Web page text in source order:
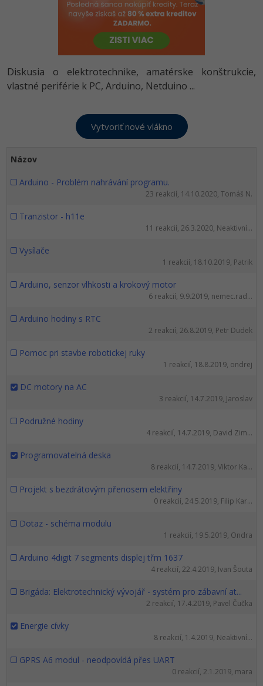
Python -80%
JavaScript -80%
PHP -80%
-80%
Swift -80%
Céčko
Algoritmy -41%
Umelá inteligencia
Pre deti
WordPress
UX
Copywriting -30%
Google Dokumenty
Time management
Kybernetická bezpečnost
Elektronický podpis
Photoshop -80%
Adobe Illustrator -80%
Adobe Lightroom -30%
Adobe InDesign -25%
Blender -80%
Inkscape
Fórum
Diskusia o elektrotechnike, amatérske konštrukcie,
vlastné periférie k PC, Arduino, Netduino ...
Názov
Arduino - Problém nahrávání programu.
23 reakcií, 14.10.2020, Tomáš N.
Tranzistor - h11e
11 reakcií, 26.3.2020, Neaktivní...
Vysílače
1 reakcií, 18.10.2019, Patrik
Arduino, senzor vlhkosti a krokový motor
6 reakcií, 9.9.2019, nemec.rad...
Arduino hodiny s RTC
2 reakcií, 26.8.2019, Petr Dudek
Pomoc pri stavbe robotickej ruky
1 reakcií, 18.8.2019, ondrej
DC motory na AC
3 reakcií, 14.7.2019, Jaroslav
Podružné hodiny
4 reakcií, 14.7.2019, David Zim...
Programovatelná deska
8 reakcií, 14.7.2019, Viktor Ka...
Projekt s bezdrátovým přenosem elektřiny
0 reakcií, 24.5.2019, Filip Kar...
Dotaz - schéma modulu
1 reakcií, 19.5.2019, Ondra
Arduino 4digit 7 segments displej třm 1637
4 reakcií, 22.4.2019, Ivan Šouta
Brigáda: Elektrotechnický vývojář - systém pro zábavní at...
2 reakcií, 17.4.2019, Pavel Čučka
Energie cívky
8 reakcií, 1.4.2019, Neaktivní...
GPRS A6 modul - neodpovídá přes UART
0 reakcií, 2.1.2019, mara